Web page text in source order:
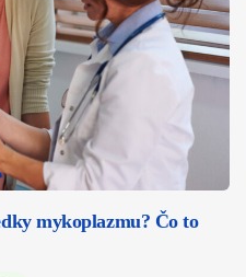
mykoplazmu? Čo to